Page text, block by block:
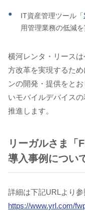
IT資産管理ツール「
用管理業務の低減
横河レンタ・リース
方改革を実現するた
ンの開発・提供をと
いモバイルデバイス
推進します。
リーガルさま「
導入事例につい
詳細は下記URLより参
https://www.yrl.com/